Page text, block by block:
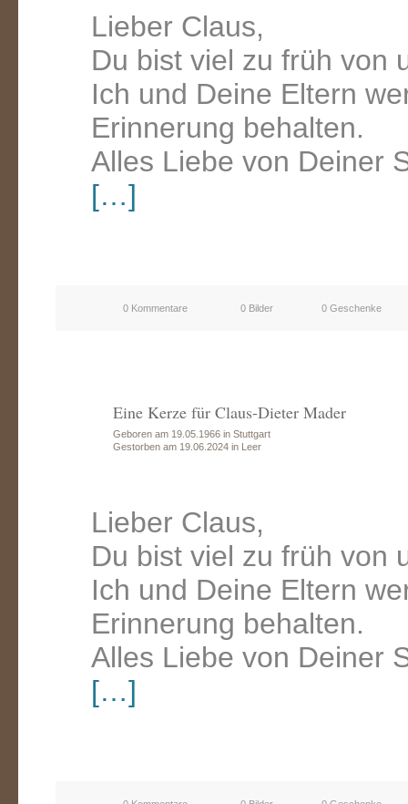
Lieber Claus,
Du bist viel zu früh von
Ich und Deine Eltern
Erinnerung behalten.
Alles Liebe von Deiner
[…]
0 Kommentare 0 Bilder 0 Geschenke
Eine Kerze für Claus-Dieter Mader
Geboren am 19.05.1966 in Stuttgart
Gestorben am 19.06.2024 in Leer
Lieber Claus,
Du bist viel zu früh von
Ich und Deine Eltern
Erinnerung behalten.
Alles Liebe von Deiner
[…]